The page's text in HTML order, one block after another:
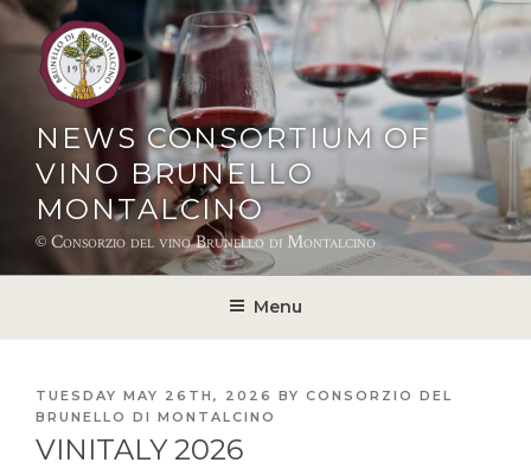
Skip
to
content
NEWS CONSORTIUM OF
VINO BRUNELLO
MONTALCINO
© Consorzio del vino Brunello di Montalcino
Menu
POSTED
ON
TUESDAY MAY 26TH, 2026 BY CONSORZIO DEL
BRUNELLO DI MONTALCINO
VINITALY 2026